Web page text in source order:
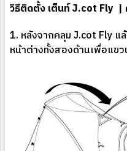
วิธีติดตั้ง เต็นท์ J.cot Fly |
1. หลังจากคลุม J.cot Fly แ
หน้าต่างทั้งสองด้านเพื่อแข